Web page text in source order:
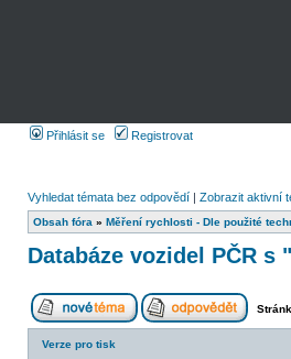
Přihlásit se Registrovat
Vyhledat témata bez odpovědí | Zobrazit aktivní
Obsah fóra » Měření rychlosti - Dle použité
Databáze vozidel PČR s
Verze pro tisk